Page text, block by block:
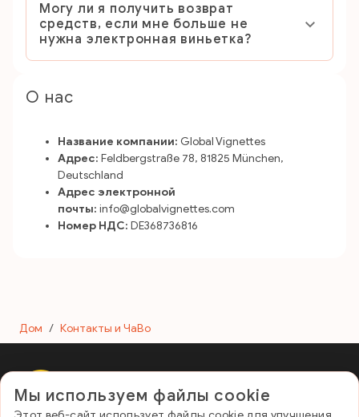
Могу ли я получить возврат
средств, если мне больше не
нужна электронная виньетка?
О нас
Название компании: Global Vignettes
Адрес: Feldbergstraße 78, 81825 München,
Deutschland
Адрес электронной
почты: info@globalvignettes.com
Номер НДС: DE368736816
Дом / Контакты и ЧаВо
E-Vignette Romania
Мы используем файлы cookie